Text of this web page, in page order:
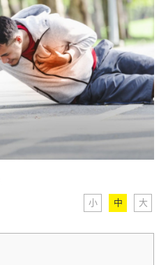
小 中 大